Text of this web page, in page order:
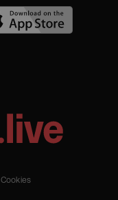
Cookies